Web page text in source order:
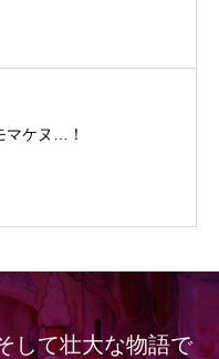
マケヌ…！
して壮大な物語で